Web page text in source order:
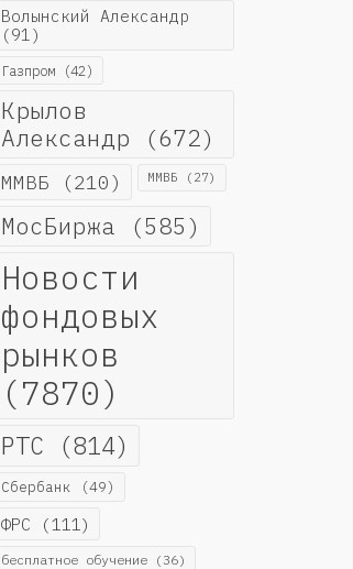
Волынский Александр
(91)
Газпром(42)
Крылов
Александр (672)
ММВБ (210) ММВБ (27)
МосБиржа (585)
Новости
фондовых
рынков
(7870)
РТС (814)
Сбербанк (49)
ФРС (111)
бесплатное обучение(36)